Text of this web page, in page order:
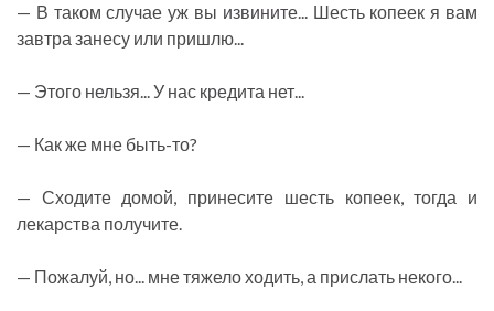
— В таком случае уж вы извините... Шесть копеек я вам
завтра занесу или пришлю...
— Этого нельзя... У нас кредита нет...
— Как же мне быть-то?
— Сходите домой, принесите шесть копеек, тогда и
лекарства получите.
— Пожалуй, но... мне тяжело ходить, а прислать некого...